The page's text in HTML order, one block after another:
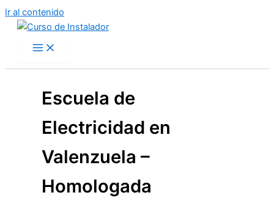
Ir al contenido
Escuela de
Electricidad en
Valenzuela –
Homologada